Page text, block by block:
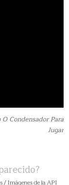
Condensador Para
Jugar
Imágenes de la API